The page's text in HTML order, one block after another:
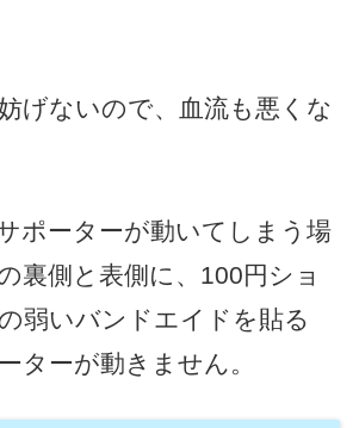
げないので、血流も悪くな
ポーターが動いてしまう場
裏側と表側に、100円ショ
弱いバンドエイドを貼る
ターが動きません。